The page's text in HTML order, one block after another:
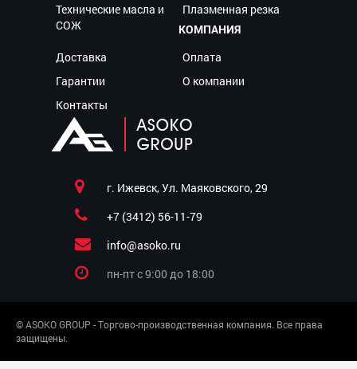
Технические масла и
СОЖ
Плазменная резка
КОМПАНИЯ
Доставка
Оплата
Гарантии
О компании
Контакты
г. Ижевск, Ул. Маяковского, 29
+7 (3412) 56-11-79
info@asoko.ru
пн-пт c 9:00 до 18:00
© ASOKO GROUP - Торгово-производственная компания. Все права
защищены.